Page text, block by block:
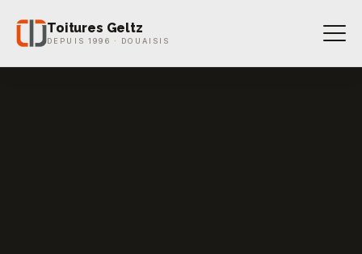
Toitures Geltz
DEPUIS 1996 · DOUAISIS